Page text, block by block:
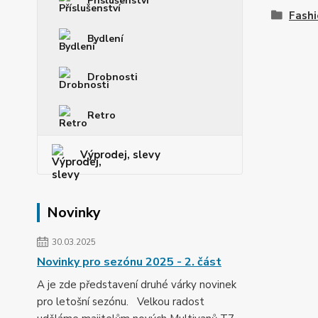
Bydlení
Drobnosti
Retro
Výprodej, slevy
Novinky
30.03.2025
Novinky pro sezónu 2025 - 2. část
A je zde představení druhé várky novinek
pro letošní sezónu. Velkou radost